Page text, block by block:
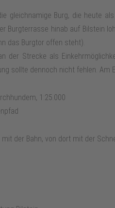
genießen. Nun wird es noch
Waldwegen stetig abwärts.
werden, wenn das
gleichnamige Burg, die heute
Burgterrasse hinab auf Bilstein
das Burgtor offen steht).
der Strecke als
sollte dennoch nicht fehlen. Am
1:25.000
mit der Bahn, von dort mit der